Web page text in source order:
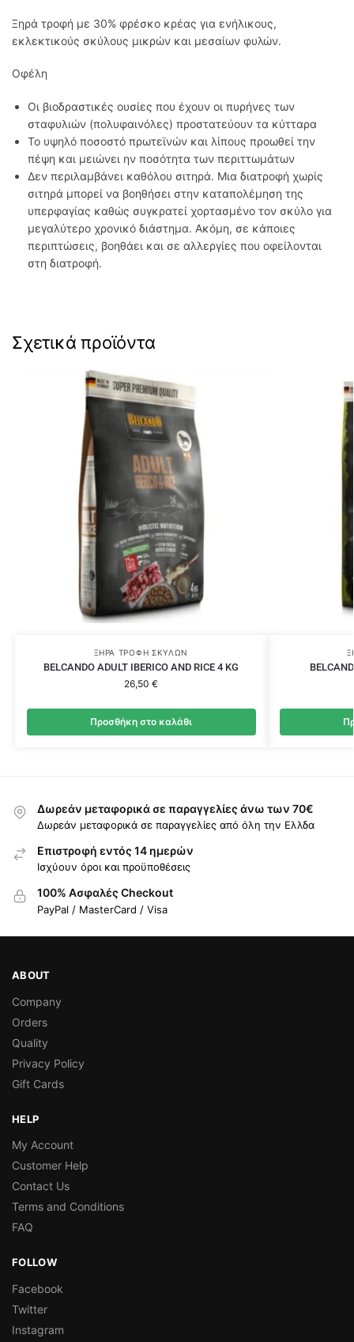
Ξηρά τροφή με 30% φρέσκο κρέας για ενήλικους,
εκλεκτικούς σκύλους μικρών και μεσαίων φυλών.
Οφέλη
Οι βιοδραστικές ουσίες που έχουν οι πυρήνες των
σταφυλιών (πολυφαινόλες) προστατεύουν τα κύτταρα
Το υψηλό ποσοστό πρωτεϊνών και λίπους προωθεί την
πέψη και μειώνει ην ποσότητα των περιττωμάτων
Δεν περιλαμβάνει καθόλου σιτηρά. Μια διατροφή χωρίς
σιτηρά μπορεί να βοηθήσει στην καταπολέμηση της
υπερφαγίας καθώς συγκρατεί χορτασμένο τον σκύλο για
μεγαλύτερο χρονικό διάστημα. Ακόμη, σε κάποιες
περιπτώσεις, βοηθάει και σε αλλεργίες που οφείλονται
στη διατροφή.
Σχετικά προϊόντα
ΞΗΡΆ ΤΡΟΦΉ ΣΚΎΛΩΝ
BELCANDO ADULT IBERICO AND RICE 4 KG
26,50€
Προσθήκη στο καλάθι
Δωρεάν μεταφορικά σε παραγγελίες άνω των 70€
Δωρεάν μεταφορικά σε παραγγελίες από όλη την Ελλδα
Επιστροφή εντός 14 ημερών
Ισχύουν όροι και προϋποθέσεις
100% Ασφαλές Checkout
PayPal / MasterCard / Visa
ABOUT
Company
Orders
Quality
Privacy Policy
Gift Cards
HELP
My Account
Customer Help
Contact Us
Terms and Conditions
FAQ
FOLLOW
Facebook
Twitter
Instagram